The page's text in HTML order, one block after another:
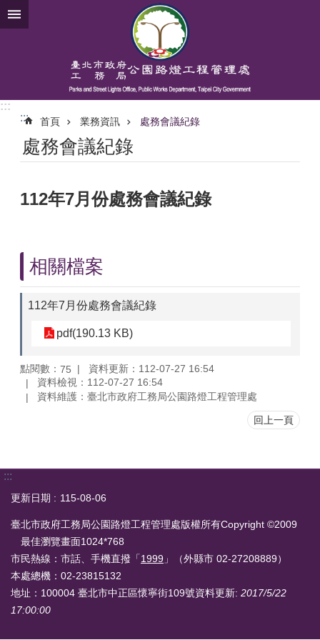
跳到主要內容區塊
:::
:::
首頁 業務資訊 處務會議紀錄
處務會議紀錄
112年7月份處務會議紀錄
相關檔案
112年7月份處務會議紀錄
pdf(190.13 KB)
點閱數： 75
資料更新：112-07-27 16:54
資料檢視：112-07-27 16:54
資料維護：臺北市政府工務局公園路燈工程管理處
回上一頁
:::
更新日期 115-08-06
臺北市政府工務局公園路燈工程管理處版權所有Copyright ©2009
最佳瀏覽畫面1024*768
市民熱線：市話、手機直撥「1999 」（外縣市 02-27208889）
本處總機：02-23815132
地址：100004 臺北市中正區懷寧街109號資料更新: 2017/5/22
17:00:00